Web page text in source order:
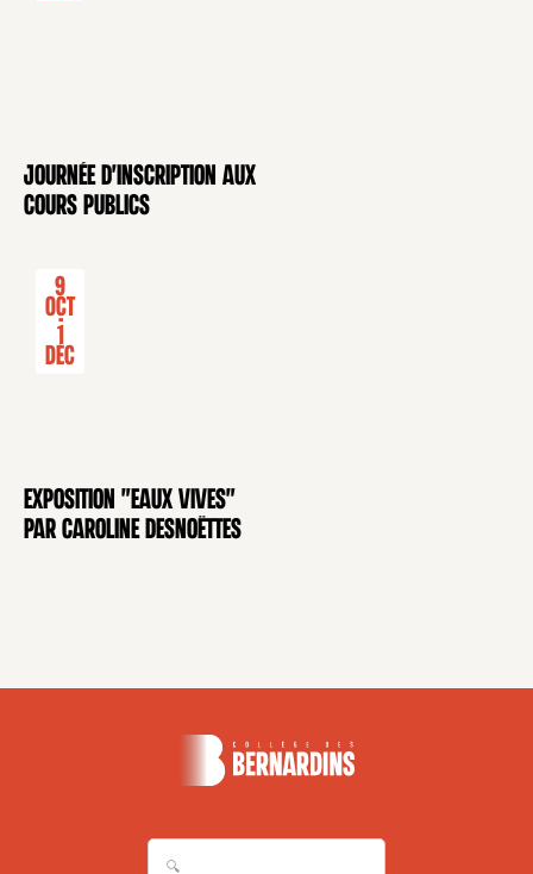
CONFÉRENCE
Journée d'inscription aux
cours publics
EXPOSITION
9
Oct
-
1
Déc
Exposition "Eaux Vives"
par Caroline Desnoëttes